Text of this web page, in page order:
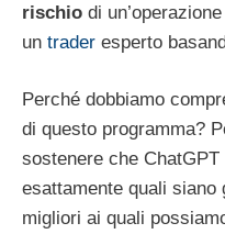
rischio di
un trader esperto
Perché dobbiamo
di questo programma?
sostenere che
esattamente quali siano
migliori ai quali